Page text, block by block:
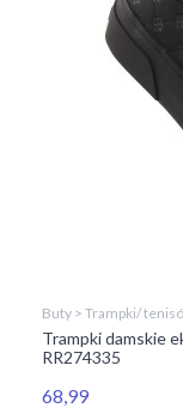
Buty > Trampki/
Trampki damskie
RR274335
68,99